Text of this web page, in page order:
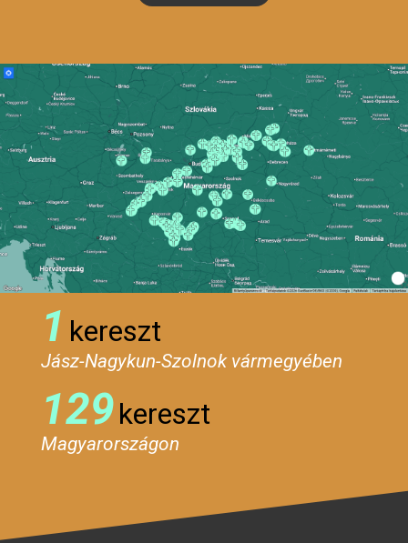
1 kereszt
Jász-Nagykun-Szolnok vármegyében
129kereszt
Magyarországon